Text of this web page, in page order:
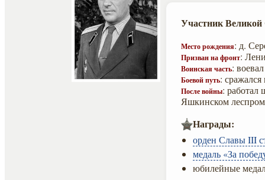
Участник
Место рождения: д.
Призван на фронт:
Воинская часть:
Боевой путь:
После войны: работал
Яшкинском
Награды:
орден Славы III
медаль «За
юбилейные